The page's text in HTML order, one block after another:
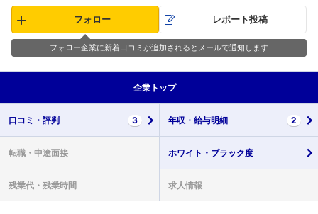
フォロー レポート投稿
フォロー企業に新着口コミが追加されるとメールで通知します
企業 トップ
口コミ・ 評判 3 年収・ 給与明細 2
転職・ 中途面接 ホワイト・ ブラック度
残業代・ 残業時間 求人情報